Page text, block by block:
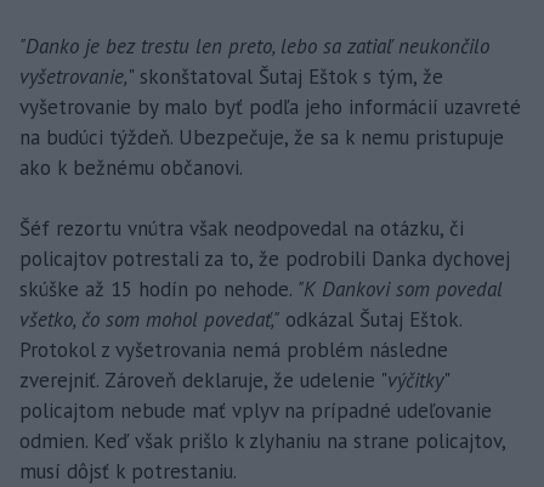
"Danko je bez trestu len preto, lebo sa zatiaľ neukončilo
vyšetrovanie," skonštatoval Šutaj Eštok s tým, že
vyšetrovanie by malo byť podľa jeho informácií uzavreté
na budúci týždeň. Ubezpečuje, že sa k nemu pristupuje
ako k bežnému občanovi.
Šéf rezortu vnútra však neodpovedal na otázku, či
policajtov potrestali za to, že podrobili Danka dychovej
skúške až 15 hodín po nehode. "K Dankovi som povedal
všetko, čo som mohol povedať," odkázal Šutaj Eštok.
Protokol z vyšetrovania nemá problém následne
zverejniť. Zároveň deklaruje, že udelenie "výčitky"
policajtom nebude mať vplyv na prípadné udeľovanie
odmien. Keď však prišlo k zlyhaniu na strane policajtov,
musí dôjsť k potrestaniu.